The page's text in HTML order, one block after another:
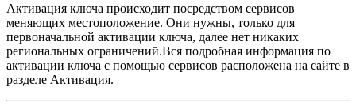
Активация ключа происходит посредством сервисов
меняющих местоположение. Они нужны, только для
первоначальной активации ключа, далее нет никаких
региональных ограничений.Вся подробная информация по
активации ключа с помощью сервисов расположена на сайте в
разделе Активация.